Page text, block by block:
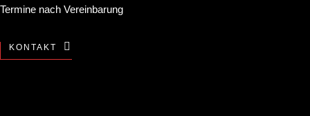
Termine nach Vereinbarung
KONTAKT